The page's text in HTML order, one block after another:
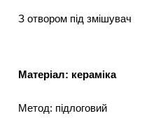
З отвором під змішувач
Матеріал: кераміка
Метод: підлоговий